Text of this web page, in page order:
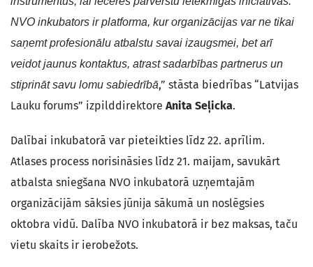
NVO inkubators ir platforma, kur organizācijas var ne tikai
saņemt profesionālu atbalstu savai izaugsmei, bet arī
veidot jaunus kontaktus, atrast sadarbības partnerus un
stiprināt savu lomu sabiedrībā,” stāsta biedrības “Latvijas
Lauku forums” izpilddirektore Anita Seļicka.
Dalībai inkubatorā var pieteikties līdz 22. aprīlim.
Atlases process norisināsies līdz 21. maijam, savukārt
atbalsta sniegšana NVO inkubatorā uzņemtajām
organizācijām sāksies jūnija sākumā un noslēgsies
oktobra vidū. Dalība NVO inkubatorā ir bez maksas, taču
vietu skaits ir ierobežots.